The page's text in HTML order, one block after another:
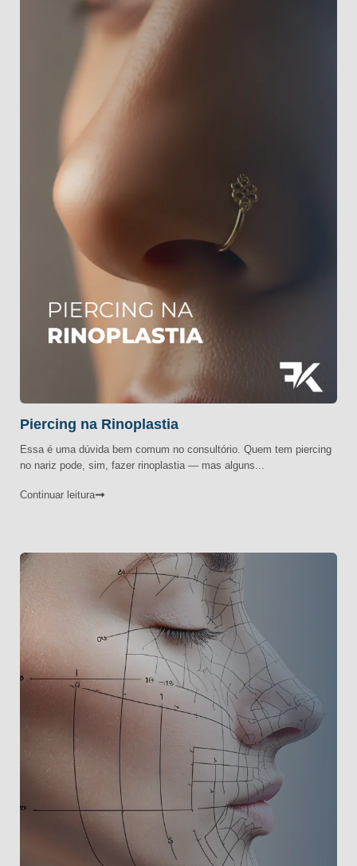
Piercing na Rinoplastia
Essa é uma dúvida bem comum no consultório. Quem tem piercing
no nariz pode, sim, fazer rinoplastia — mas alguns...
Continuar leitura